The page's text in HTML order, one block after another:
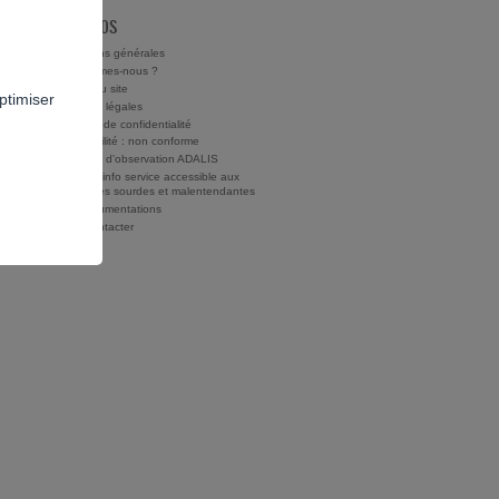
À PROPOS
Conditions générales
Qui sommes-nous ?
Charte du site
Mentions légales
Politique de confidentialité
Accessibilité : non conforme
Rapports d'observation ADALIS
Drogues info service accessible aux
personnes sourdes et malentendantes
Nos documentations
Nous contacter